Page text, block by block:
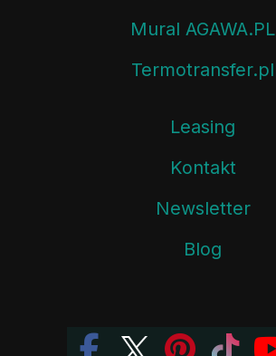
Mural AGAWA.PL
Termotransfer.pl
Leasing
Kontakt
Newsletter
Blog